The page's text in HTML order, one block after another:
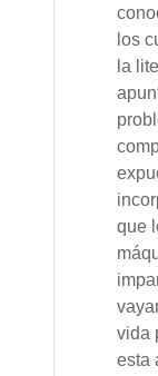
los
la
que
vida
esta